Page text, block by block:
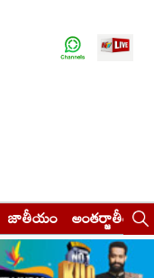
జాతీయం అంతర్జాతీయం